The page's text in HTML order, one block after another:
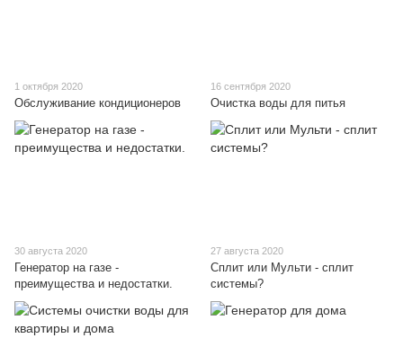
1 октября 2020
Обслуживание кондиционеров
16 сентября 2020
Очистка воды для питья
30 августа 2020
Генератор на газе -
преимущества и недостатки.
27 августа 2020
Сплит или Мульти - сплит
системы?